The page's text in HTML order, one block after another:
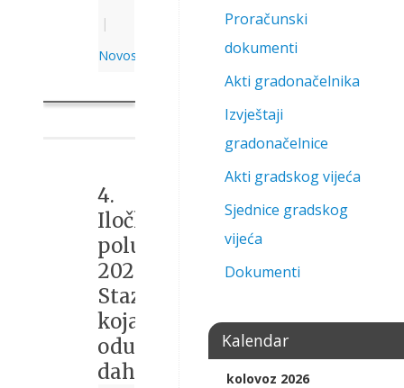
|
Novosti
4.
Iločki
polumaraton
2022.
Staza
koja
oduzima
dah
Proračunski
dokumenti
Akti gradonačelnika
Izvještaji
gradonačelnice
Akti gradskog vijeća
Sjednice gradskog
vijeća
Dokumenti
Kalendar
kolovoz 2026